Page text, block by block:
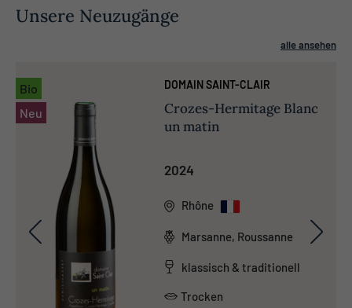
Unsere Neuzugänge
alle ansehen
Bio
Neu
DOMAIN SAINT-CLAIR
Crozes-Hermitage Blanc
un matin
2024
Rhône
Marsanne, Roussanne
klassisch & traditionell
Trocken